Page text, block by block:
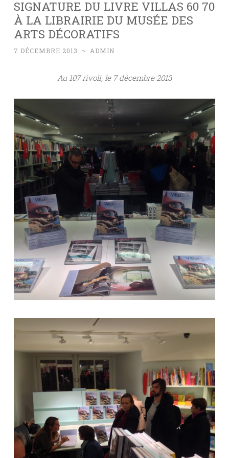
SIGNATURE DU LIVRE VILLAS 60 70
À LA LIBRAIRIE DU MUSÉE DES
ARTS DÉCORATIFS
7 DÉCEMBRE 2013 ~ ADMIN
Au 107 rivoli, le 7 décembre 2013